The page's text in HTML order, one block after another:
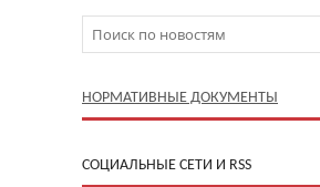
НОРМАТИВНЫЕ ДОКУМЕНТЫ
CОЦИАЛЬНЫЕ СЕТИ И RSS